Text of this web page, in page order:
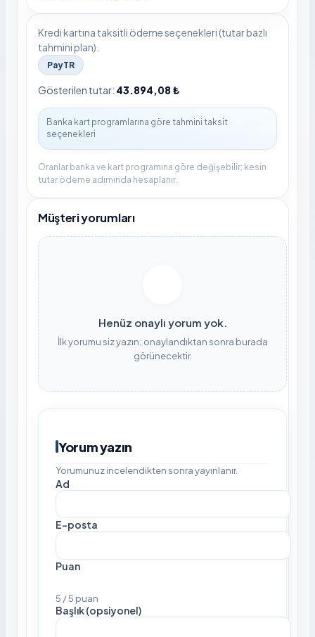
Kredi kartına taksitli ödeme seçenekleri (tutar bazlı
tahmini plan).
PayTR
Gösterilen tutar: 43.894,08 ₺
Oranlar banka ve kart programına göre değişebilir; kesin
tutar ödeme adımında hesaplanır.
Müşteri yorumları
Henüz onaylı yorum yok.
İlk yorumu siz yazın; onaylandıktan sonra burada
görünecektir.
Yorum yazın
Yorumunuz incelendikten sonra yayınlanır.
Ad
E-posta
Puan
5 / 5 puan
Başlık (opsiyonel)